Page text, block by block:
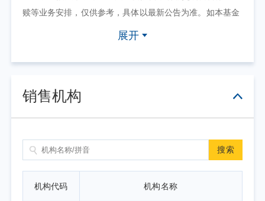
赎等业务安排，仅供参考，具体以最新公告为准。如本基金
因其他原因暂停申/赎等业务或有其他交易状态限制的，可点
2. 上表默认展示一个自然月的开放日安排，如需要查询本基
间区间。
展开
销售机构
搜索
机构代码 机构名称